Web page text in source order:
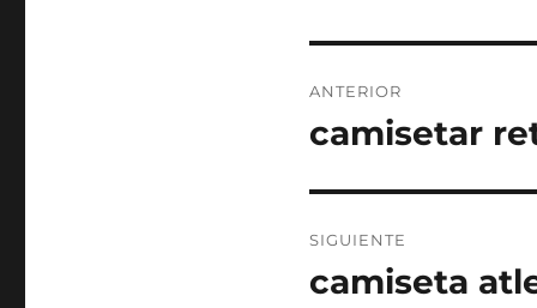
de
ANTERIOR
Entrada
camisetar
SIGUIENTE
Entrada
camiseta